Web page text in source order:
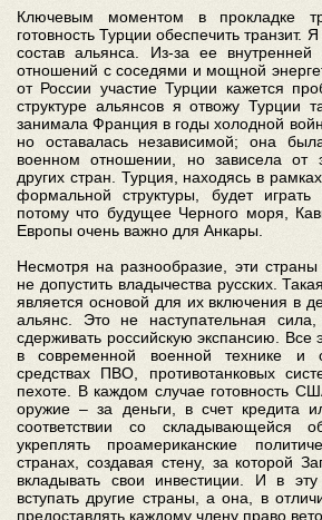
Ключевым моментом в прокладке
готовность Турции обеспечить
состав альянса. Из-за ее внутренней
отношений с соседями и мощной
от России участие Турции кажется
структуре альянсов я отвожу Турции
занимала Франция в годы холодной
но оставалась независимой; она
военном отношении, но зависела от
других стран. Турция, находясь в
формальной структуры, будет
потому что будущее Черного моря,
Европы очень важно для Анкары.
Несмотря на разнообразие, эти
не допустить владычества русских.
является основой для их включения в
альянс. Это не наступательная
сдерживать российскую экспансию. Все
в современной военной технике и
средствах ПВО, противотанковых
пехоте. В каждом случае готовность
оружие – за деньги, в счет кредита
соответствии со складывающейся
укреплять проамериканские
странах, создавая стену, за которой
вкладывать свои инвестиции. И в эту
вступать другие страны, а она, в
предоставлять каждому члену право вето.